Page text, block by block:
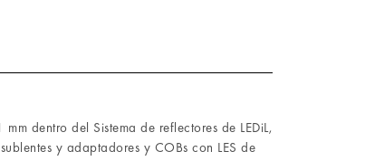
dentro del Sistema de reflectores de LEDiL,
y adaptadores y COBs con LES de